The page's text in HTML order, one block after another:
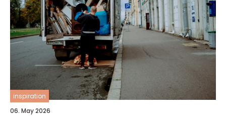
inspiration
06. May 2026